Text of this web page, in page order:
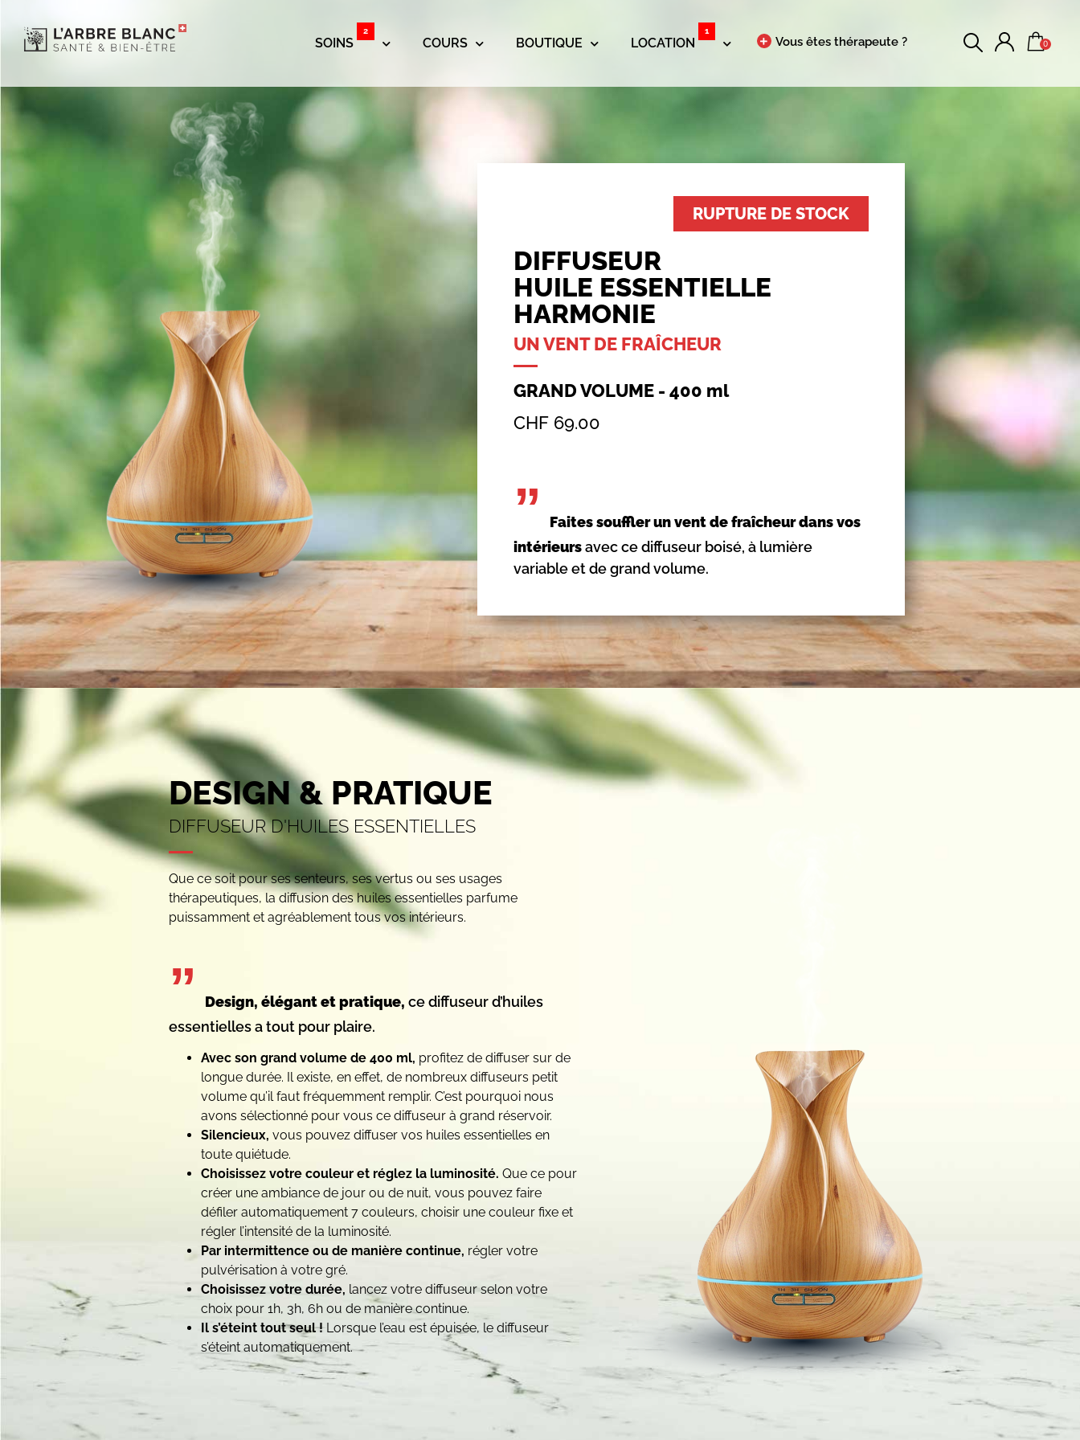
SOINS
2
COURS BOUTIQUE LOCATION
1
Vous êtes thérapeute ? 0
RUPTURE DE STOCK
DIFFUSEUR
HUILE ESSENTIELLE
HARMONIE
UN VENT DE FRAÎCHEUR
GRAND VOLUME - 400 ml
CHF69.00
”
Faites souffler un vent de fraîcheur dans vos
intérieursavec ce diffuseur boisé, à lumière
variable et de grand volume.
DESIGN & PRATIQUE
DIFFUSEUR D'HUILES ESSENTIELLES
Que ce soit pour ses senteurs, ses vertus ou ses usages
thérapeutiques, la diffusion des huiles essentielles parfume
puissamment et agréablement tous vos intérieurs.
” Design, élégant et pratique, ce diffuseur d’huiles
essentielles a tout pour plaire.
Avec son grand volume de 400 ml, profitez de diffuser sur de
longue durée. Il existe, en effet, de nombreux diffuseurs petit
volume qu’il faut fréquemment remplir. C’est pourquoi nous
avons sélectionné pour vous ce diffuseur à grand réservoir.
Silencieux, vous pouvez diffuser vos huiles essentielles en
toute quiétude.
Choisissez votre couleur et réglez la luminosité. Que ce pour
créer une ambiance de jour ou de nuit, vous pouvez faire
défiler automatiquement 7 couleurs, choisir une couleur fixe et
régler l’intensité de la luminosité.
Par intermittence ou de manière continue, régler votre
pulvérisation à votre gré.
Choisissez votre durée, lancez votre diffuseur selon votre
choix pour 1h, 3h, 6h ou de manière continue.
Il s’éteint tout seul !Lorsque l’eau est épuisée, le diffuseur
s’éteint automatiquement.